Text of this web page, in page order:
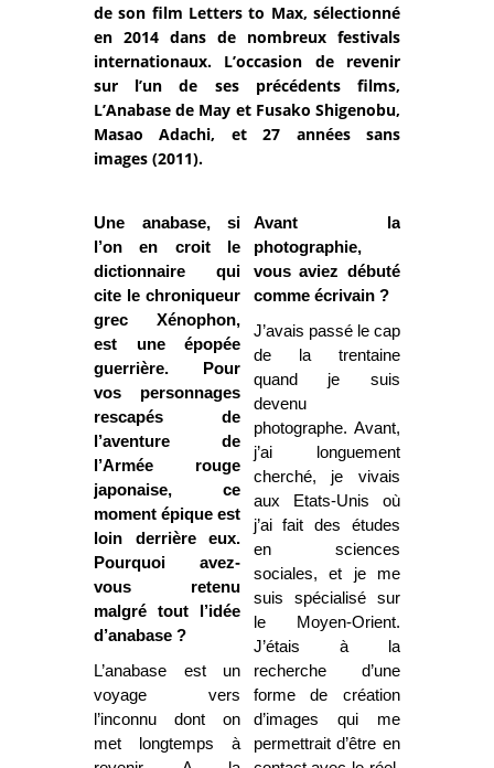
de son film Letters to Max, sélectionné
en 2014 dans de nombreux festivals
internationaux. L’occasion de revenir
sur l’un de ses précédents films,
L’Anabase de May et Fusako Shigenobu,
Masao Adachi, et 27 années sans
images (2011).
Une anabase, si
l’on en croit le
dictionnaire qui
cite le chroniqueur
grec Xénophon,
est une épopée
guerrière. Pour
vos personnages
rescapés de
l’aventure de
l’Armée rouge
japonaise, ce
moment épique est
loin derrière eux.
Pourquoi avez-
vous retenu
malgré tout l’idée
d’anabase ?
L’anabase est un
voyage vers
l’inconnu dont on
met longtemps à
Avant la
photographie,
vous aviez débuté
comme écrivain ?
J’avais passé le cap
de la trentaine
quand je suis
devenu
photographe. Avant,
j’ai longuement
cherché, je vivais
aux Etats-Unis où
j’ai fait des études
en sciences
sociales, et je me
suis spécialisé sur
le Moyen-Orient.
J’étais à la
recherche d’une
forme de création
d’images qui me
permettrait d’être en